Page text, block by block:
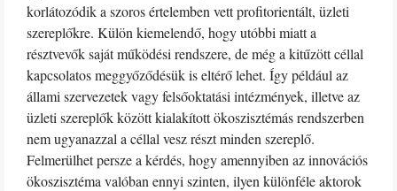
korlátozódik a szoros értelemben vett profitorientált, üzleti
szereplőkre. Külön kiemelendő, hogy utóbbi miatt a
résztvevők saját működési rendszere, de még a kitűzött céllal
kapcsolatos meggyőződésük is eltérő lehet. Így például az
állami szervezetek vagy felsőoktatási intézmények, illetve az
üzleti szereplők között kialakított ökoszisztémás rendszerben
nem ugyanazzal a céllal vesz részt minden szereplő.
Felmerülhet persze a kérdés, hogy amennyiben az innovációs
ökoszisztéma valóban ennyi szinten, ilyen különféle aktorok